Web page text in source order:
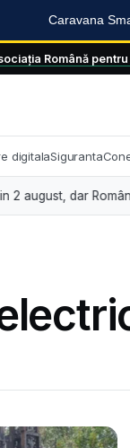
Caravana
Română
digitalaSiguranta
dar România